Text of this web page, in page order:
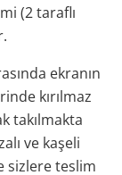
(2 taraflı
ekranın
kırılmaz
takılmakta
ve kaşeli
sizlere teslim